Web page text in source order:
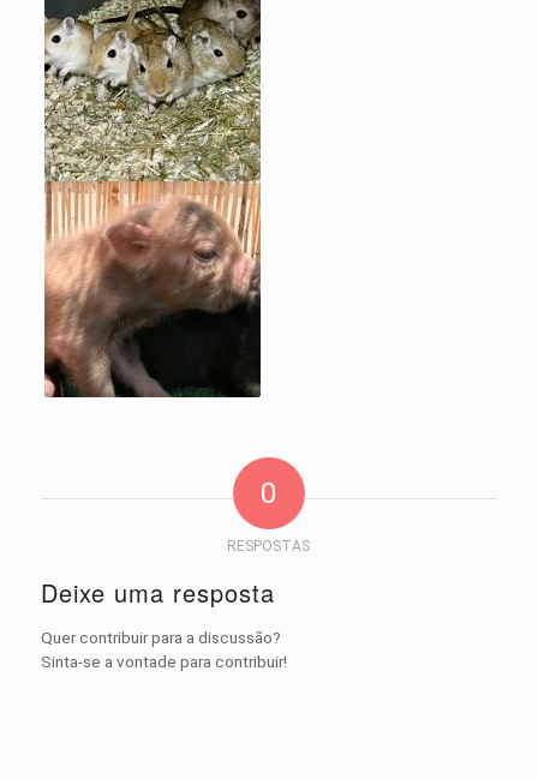
0
RESPOSTAS
Deixe uma resposta
Quer contribuir para a discussão?
Sinta-se a vontade para contribuir!